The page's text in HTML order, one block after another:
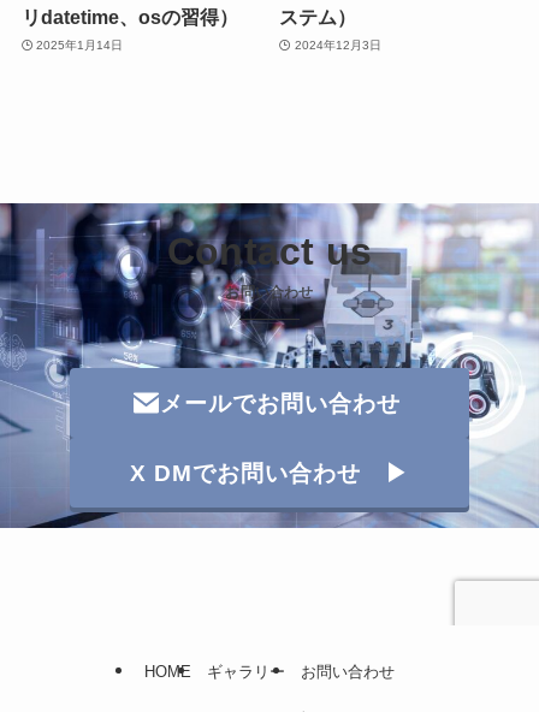
リdatetime、osの習得）
2025年1月14日
ステム）
2024年12月3日
Contact us
お問い合わせ
メールでお問い合わせ
X DMでお問い合わせ ▶
HOME ギャラリー お問い合わせ